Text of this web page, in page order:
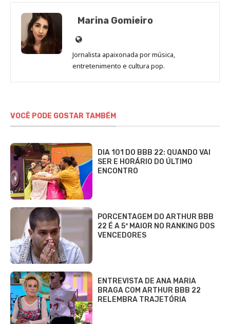
Marina Gomieiro
Site
de
Marina
Jornalista apaixonada por música,
entretenimento e cultura pop.
VOCÊ PODE GOSTAR TAMBÉM
DIA 101 DO BBB 22: QUANDO VAI
SER E HORÁRIO DO ÚLTIMO
ENCONTRO
PORCENTAGEM DO ARTHUR BBB
22 É A 5ª MAIOR NO RANKING DOS
VENCEDORES
ENTREVISTA DE ANA MARIA
BRAGA COM ARTHUR BBB 22
RELEMBRA TRAJETÓRIA